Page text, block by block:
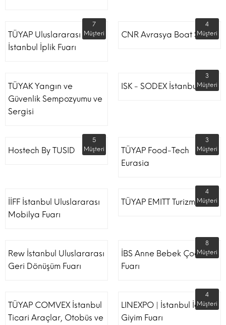
TÜYAP Uluslararası
İstanbul İplik Fuarı
7
Müşteri
CNR Avrasya Boat Show
4
Müşteri
TÜYAK Yangın ve
Güvenlik Sempozyumu ve
Sergisi
ISK - SODEX İstanbul
3
Müşteri
Hostech By TUSID
5
Müşteri
TÜYAP Food-Tech
Eurasia
3
Müşteri
İİFF İstanbul Uluslararası
Mobilya Fuarı
TÜYAP EMITT Turizm Fuarı
4
Müşteri
Rew İstanbul Uluslararası
Geri Dönüşüm Fuarı
İBS Anne Bebek Çocuk
Fuarı
8
Müşteri
TÜYAP COMVEX İstanbul
Ticari Araçlar, Otobüs ve
LINEXPO | İstanbul İç
Giyim Fuarı
4
Müşteri